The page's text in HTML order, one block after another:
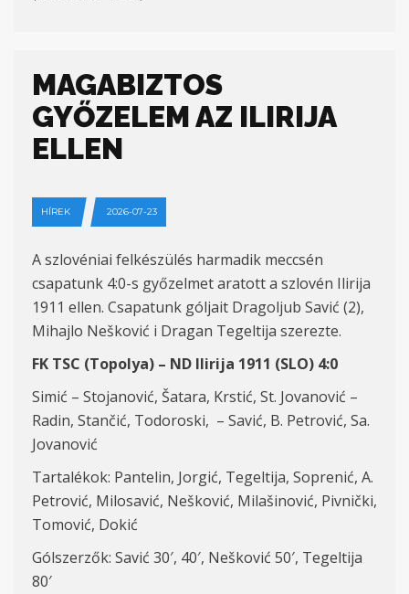
MAGABIZTOS
GYŐZELEM AZ ILIRIJA
ELLEN
HÍREK 2026-07-23
A szlovéniai felkészülés harmadik meccsén
csapatunk 4:0-s győzelmet aratott a szlovén Ilirija
1911 ellen. Csapatunk góljait Dragoljub Savić (2),
Mihajlo Nešković i Dragan Tegeltija szerezte.
FK TSC (Topolya) – ND Ilirija 1911 (SLO) 4:0
Simić – Stojanović, Šatara, Krstić, St. Jovanović –
Radin, Stančić, Todoroski, – Savić, B. Petrović, Sa.
Jovanović
Tartalékok: Pantelin, Jorgić, Tegeltija, Soprenić, A.
Petrović, Milosavić, Nešković, Milašinović, Pivnički,
Tomović, Dokić
Gólszerzők: Savić 30′, 40′, Nešković 50′, Tegeltija
80′